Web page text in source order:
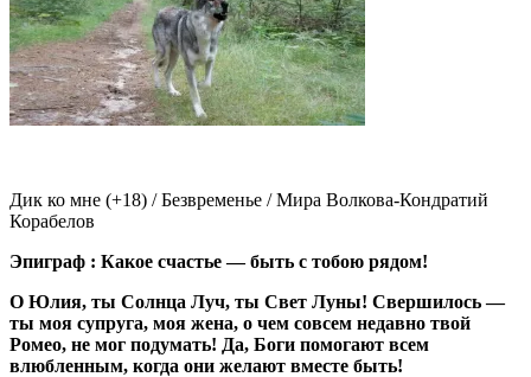
Дик ко мне (+18) / Безвременье / Мира Волкова-Кондратий
Корабелов
Эпиграф : Какое счастье — быть с тобою рядом!
О Юлия, ты Солнца Луч, ты Свет Луны! Свершилось —
ты моя супруга, моя жена, о чем совсем недавно твой
Ромео, не мог подумать! Да, Боги помогают всем
влюбленным, когда они желают вместе быть!